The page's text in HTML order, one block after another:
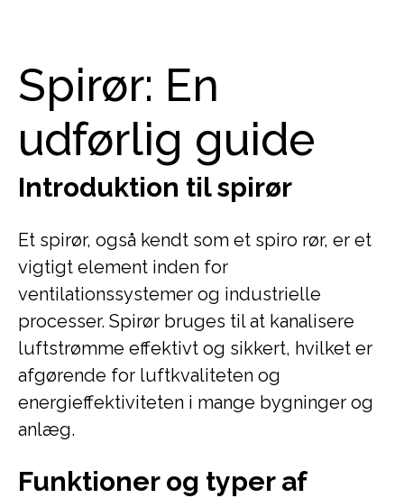
Spirør: En
udførlig guide
Introduktion til spirør
Et spirør, også kendt som et spiro rør, er et
vigtigt element inden for
ventilationssystemer og industrielle
processer. Spirør bruges til at kanalisere
luftstrømme effektivt og sikkert, hvilket er
afgørende for luftkvaliteten og
energieffektiviteten i mange bygninger og
anlæg.
Funktioner og typer af